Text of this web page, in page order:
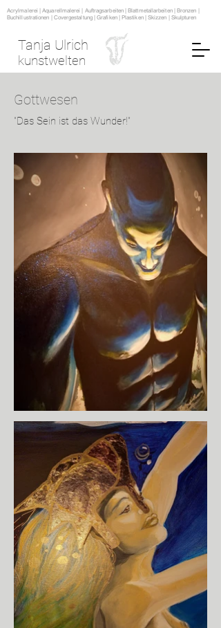
Tanja Ulrich
kunstwelten
Acrylmalerei | Aquarellmalerei | Auftragsarbeiten | Blattmetallarbeiten | Bronzen |
Buchillustrationen | Covergestaltung | Grafiken | Plastiken | Skizzen | Skulpturen
Gottwesen
"Das Sein ist das Wunder!"